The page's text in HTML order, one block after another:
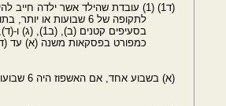
(ד1) (1) עובדת שהילד אשר ילדה חייב להיות מאושפז בבית חולים
לתקופה של 6 שבועות או יותר, בתוך תקופת חופשת הלידה כאמור
בסעיפים קטנים (ב), (ב1), (ג) ו-(ד), זכאית להאריך את חופשת הלידה
כמפורט בפסקאות משנה (א) עד (ד),
(א) בשבוע אחד, אם האשפוז היה 6 שבועות לפחות;